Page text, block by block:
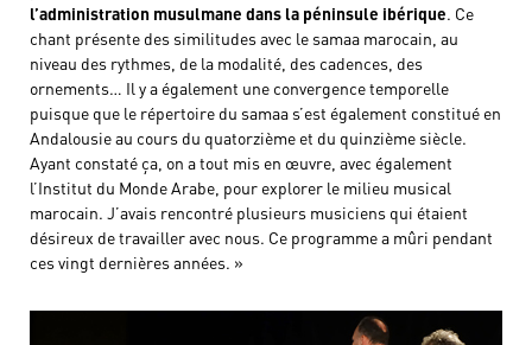
l’administration musulmane dans la péninsule ibérique. Ce
chant présente des similitudes avec le samaa marocain, au
niveau des rythmes, de la modalité, des cadences, des
ornements… Il y a également une convergence temporelle
puisque que le répertoire du samaa s’est également constitué en
Andalousie au cours du quatorzième et du quinzième siècle.
Ayant constaté ça, on a tout mis en œuvre, avec également
l’Institut du Monde Arabe, pour explorer le milieu musical
marocain. J’avais rencontré plusieurs musiciens qui étaient
désireux de travailler avec nous. Ce programme a mûri pendant
ces vingt dernières années. »